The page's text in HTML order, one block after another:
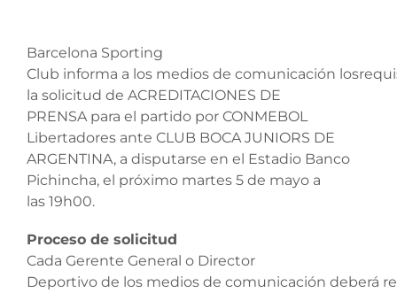
Barcelona Sporting
Club informa a los medios de comunicación
la solicitud de ACREDITACIONES DE
PRENSA para el partido por CONMEBOL
Libertadores ante CLUB BOCA JUNIORS DE
ARGENTINA, a disputarse en el Estadio Banco
Pichincha, el próximo martes 5 de mayo a
las 19h00.
Proceso de solicitud
Cada Gerente General o Director
Deportivo de los medios de comunicación deberá